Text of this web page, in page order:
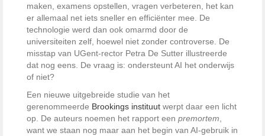
maken, examens opstellen, vragen verbeteren, het kan
er allemaal net iets sneller en efficiënter mee. De
technologie werd dan ook omarmd door de
universiteiten zelf, hoewel niet zonder controverse. De
misstap van UGent-rector Petra De Sutter illustreerde
dat nog eens. De vraag is: ondersteunt AI het onderwijs
of niet?
Een nieuwe uitgebreide studie van het
gerenommeerde Brookings instituut werpt daar een licht
op. De auteurs noemen het rapport een premortem
want we staan nog maar aan het begin van AI-gebruik in